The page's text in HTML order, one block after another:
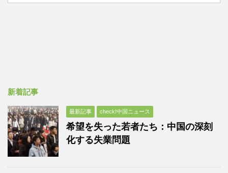
新着記事
最新記事 check!中国ニュース
希望を失った若者たち：中国の深刻
化する失業問題